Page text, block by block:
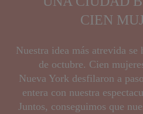
CIEN
Nuestra idea más atrevida
de octubre. Cien
Nueva York desfilaron a
entera con nuestra
Juntos, conseguimos que